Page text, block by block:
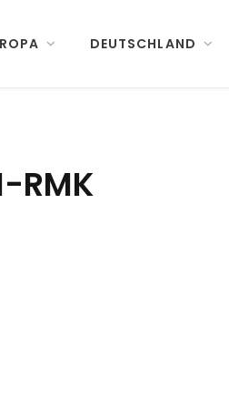
DEUTSCHLAND
RMK